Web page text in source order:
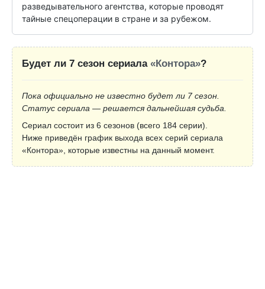
разведывательного агентства, которые проводят
тайные спецоперации в стране и за рубежом.
Будет ли 7 сезон сериала «Контора»?
Пока официально не известно будет ли 7 сезон.
Статус сериала — решается дальнейшая судьба.
Сериал состоит из 6 сезонов (всего 184 серии).
Ниже приведён график выхода всех серий сериала
«Контора», которые известны на данный момент.